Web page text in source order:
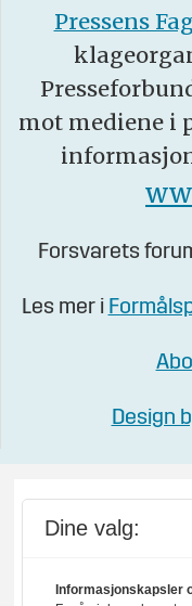
Pressens
mot mediene i
Forsvarets
Les mer i
Design
Dine valg:
Informasjonskapsler